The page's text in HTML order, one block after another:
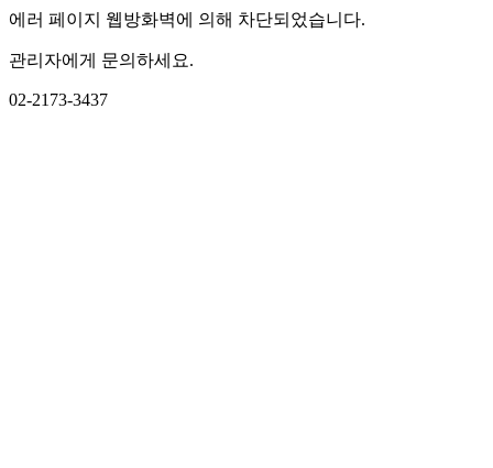
에러 페이지 웹방화벽에 의해 차단되었습니다.
관리자에게 문의하세요.
02-2173-3437